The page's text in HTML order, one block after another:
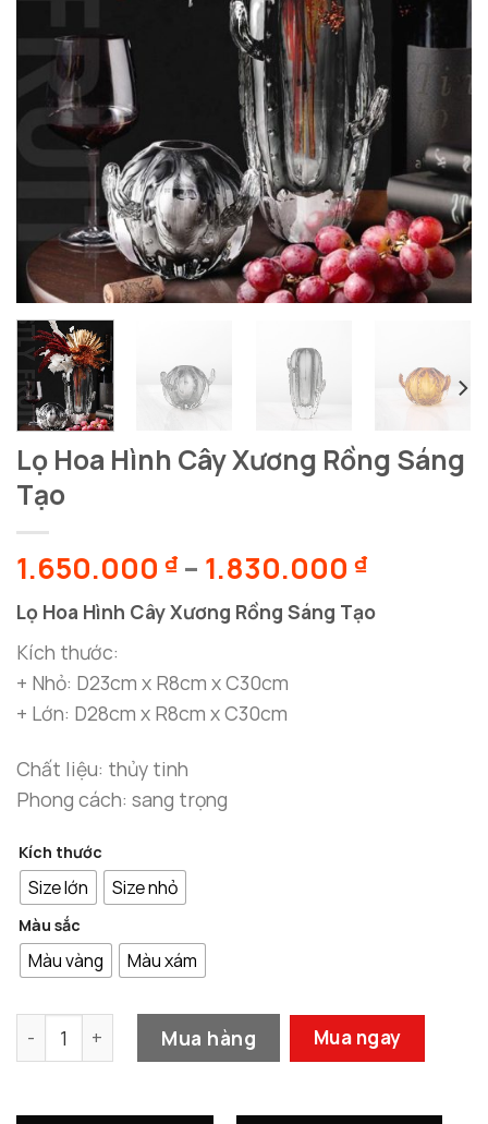
Lọ Hoa Hình Cây Xương Rồng Sáng
Tạo
1.650.000 ₫ – 1.830.000 ₫Khoảng
từ
Lọ Hoa Hình Cây Xương Rồng Sáng Tạo
Kích thước:
+ Nhỏ: D23cm x R8cm x C30cm
+ Lớn: D28cm x R8cm x C30cm
Chất liệu: thủy tinh
Phong cách: sang trọng
Kích thước
Size lớn Size nhỏ
Màu sắc
Màu vàng Màu xám
Lọ Hoa Hình Cây Xương Rồng Sáng Tạo số lượng
Mua hàng Mua ngay